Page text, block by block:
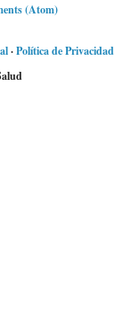
(Atom)
·Política de Privacidad